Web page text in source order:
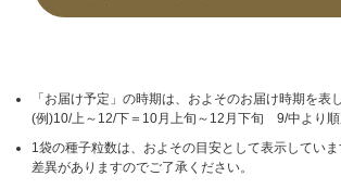
「お届け予定」の時期は、およそのお届け時期を表
(例)10/上～12/下＝10月上旬～12月下旬 9/中より
1袋の種子粒数は、およその目安として表示してい
差異がありますのでご了承ください。